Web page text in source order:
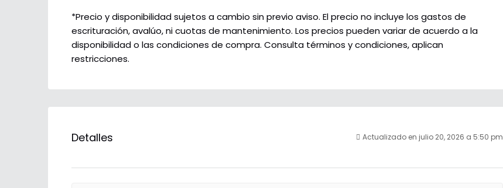
*Precio y disponibilidad sujetos a cambio sin previo aviso. El precio no incluye los gastos de
escrituración, avalúo, ni cuotas de mantenimiento. Los precios pueden variar de acuerdo a la
disponibilidad o las condiciones de compra. Consulta términos y condiciones, aplican
restricciones.
Detalles Actualizado en julio 20, 2026 a 5:50 pm